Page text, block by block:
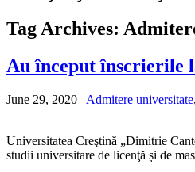
Tag Archives:
Au început înscrierile
June 29, 2020 Admitere universitate,
Universitatea Creştină „Dimitrie
studii universitare de licenţă și de